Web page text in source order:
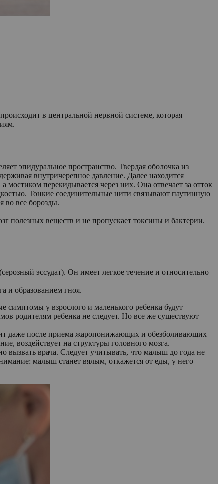
в центральной нервной системе, которая
эпидуральное пространство. Твердая оболочка из
внутричерепное давление. Далее находится
мостиком перекидывается через них. Она отвечает за отток
Тонкие соединительные нити связывают паутинную
во все борозды.
полезных веществ и не пропускает токсины и бактерии.
эссудат). Он имеет легкое течение и относительно
и образованием гноя.
симптомы у взрослого и маленького ребенка будут
родителям ребенка не следует. Но все же существуют
даже после приема жаропонижающих и обезболивающих
воздействует на структуры головного мозга.
вызвать врача. Следует учитывать, что малыш до года не
малыш станет вялым, откажется от еды, у него